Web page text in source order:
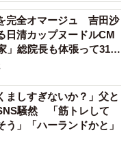
完全オマージュ 吉田沙
日清カップヌードルCM
総院長も体張って31万
ましすぎないか？」父と
騒然 「筋トレして
」「ハーランドかと」